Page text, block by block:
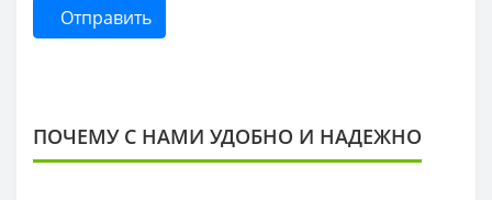
Отправить
ПОЧЕМУ С НАМИ УДОБНО И НАДЕЖНО